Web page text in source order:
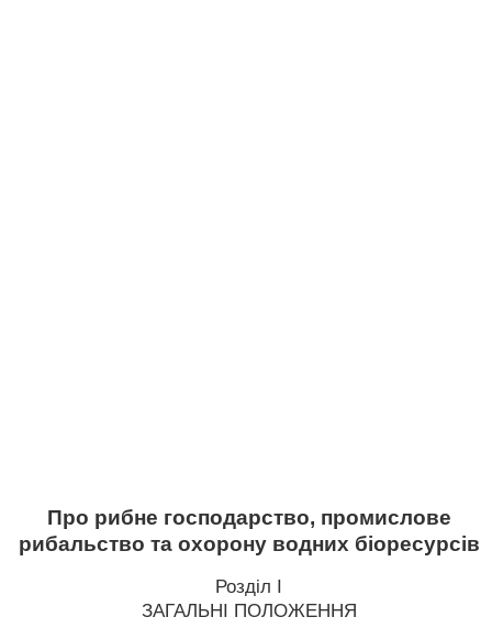
Про рибне господарство, промислове
рибальство та охорону водних біоресурсів
Розділ I
ЗАГАЛЬНІ ПОЛОЖЕННЯ